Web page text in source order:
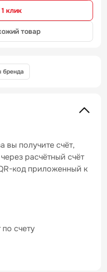
клик
товар
бренда
вы получите счёт,
расчётный счёт
код приложенный к
счету